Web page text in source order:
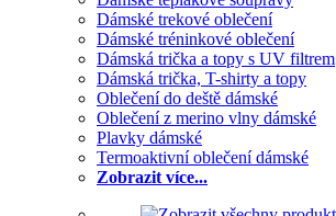
Dámské trekové oblečení
Dámské tréninkové oblečení
Dámská trička a topy s UV filtrem
Dámská trička, T-shirty a topy
Oblečení do deště dámské
Oblečení z merino vlny dámské
Plavky dámské
Termoaktivní oblečení dámské
Zobrazit více...